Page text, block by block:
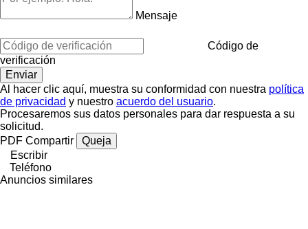
Mensaje
Código de
verificación
Al hacer clic aquí, muestra su conformidad con nuestra política
de privacidad y nuestro acuerdo del usuario.
Procesaremos sus datos personales para dar respuesta a su
solicitud.
PDF Compartir
Queja
Escribir
Teléfono
Anuncios similares